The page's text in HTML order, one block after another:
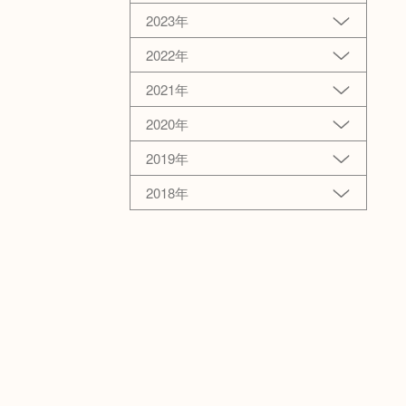
2023年
2022年
2021年
2020年
2019年
2018年